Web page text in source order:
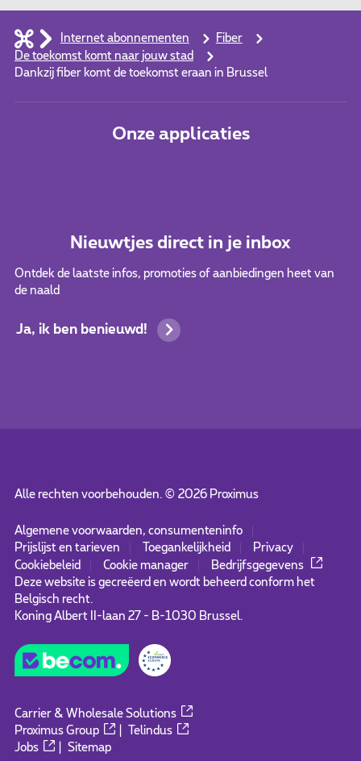
Internet abonnementen
Fiber
De toekomst komt naar jouw stad
Dankzij fiber komt de toekomst eraan in Brussel
Onze applicaties
Nieuwtjes direct in je inbox
Ontdek de laatste infos, promoties of aanbiedingen heet van
de naald
Ja, ik ben benieuwd!
Alle rechten voorbehouden. © 2026Proximus
Algemene voorwaarden, consumenteninfo
Prijslijst en tarieven
Toegankelijkheid
Privacy
Cookiebeleid
Cookie manager
Bedrijfsgegevens
Deze website is gecreëerd en wordt beheerd conform het
Belgisch recht.
Koning Albert II-laan 27 - B-1030 Brussel.
Carrier & Wholesale Solutions
Proximus Group
Telindus
Jobs
|Sitemap